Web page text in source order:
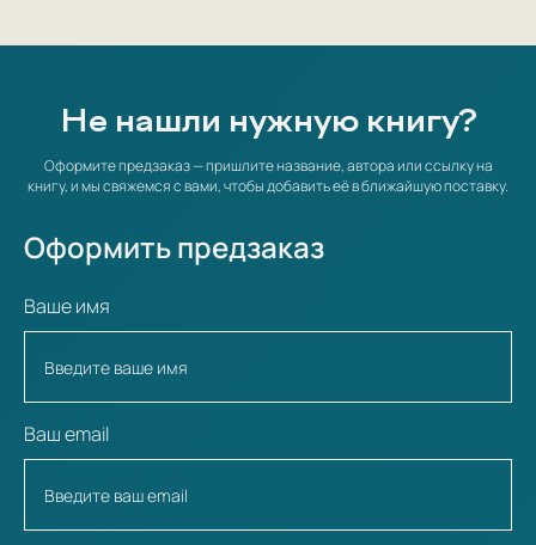
Не нашли нужную книгу?
Оформите предзаказ — пришлите название, автора или ссылку на
книгу, и мы свяжемся с вами, чтобы добавить её в ближайшую поставку.
Оформить предзаказ
Ваше имя
Ваш email